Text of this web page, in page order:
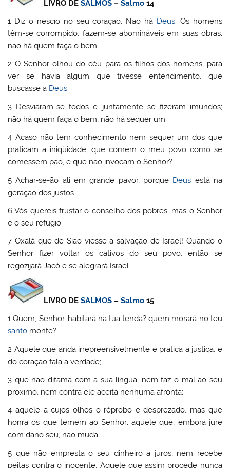
LIVRO DESALMOS –Salmo 14
1 Diz o néscio no seu coração: Não há Deus. Os homens
têm-se corrompido, fazem-se abomináveis em suas obras;
não há quem faça o bem.
2 O Senhor olhou do céu para os filhos dos homens, para
ver se havia algum que tivesse entendimento, que
buscasse a Deus.
3 Desviaram-se todos e juntamente se fizeram imundos;
não há quem faça o bem, não há sequer um.
4 Acaso não tem conhecimento nem sequer um dos que
praticam a iniqüidade, que comem o meu povo como se
comessem pão, e que não invocam o Senhor?
5 Achar-se-ão ali em grande pavor, porque Deus está na
geração dos justos.
6 Vós quereis frustar o conselho dos pobres, mas o Senhor
é o seu refúgio.
7 Oxalá que de Sião viesse a salvação de Israel! Quando o
Senhor fizer voltar os cativos do seu povo, então se
regozijará Jacó e se alegrará Israel.
LIVRO DESALMOS –Salmo 15
1 Quem, Senhor, habitará na tua tenda? quem morará no teu
santo monte?
2 Aquele que anda irrepreensivelmente e pratica a justiça, e
do coração fala a verdade;
3 que não difama com a sua língua, nem faz o mal ao seu
próximo, nem contra ele aceita nenhuma afronta;
4 aquele a cujos olhos o réprobo é desprezado, mas que
honra os que temem ao Senhor; aquele que, embora jure
com dano seu, não muda;
5 que não empresta o seu dinheiro a juros, nem recebe
peitas contra o inocente. Aquele que assim procede nunca